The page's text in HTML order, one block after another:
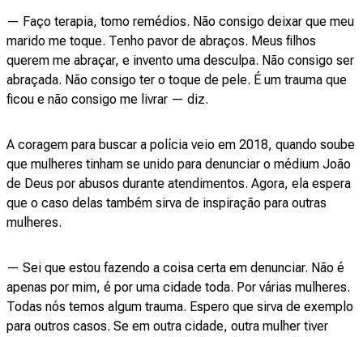
— Faço terapia, tomo remédios. Não consigo deixar que meu
marido me toque. Tenho pavor de abraços. Meus filhos
querem me abraçar, e invento uma desculpa. Não consigo ser
abraçada. Não consigo ter o toque de pele. É um trauma que
ficou e não consigo me livrar — diz.
A coragem para buscar a polícia veio em 2018, quando soube
que mulheres tinham se unido para denunciar o médium João
de Deus por abusos durante atendimentos. Agora, ela espera
que o caso delas também sirva de inspiração para outras
mulheres.
— Sei que estou fazendo a coisa certa em denunciar. Não é
apenas por mim, é por uma cidade toda. Por várias mulheres.
Todas nós temos algum trauma. Espero que sirva de exemplo
para outros casos. Se em outra cidade, outra mulher tiver